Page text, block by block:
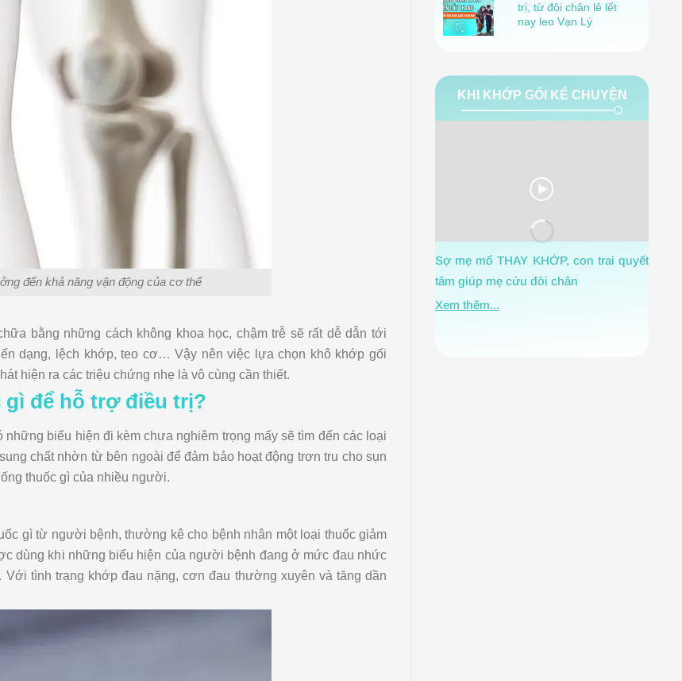
đến khả năng vận động của cơ thể
bằng những cách không khoa học, chậm trễ sẽ rất dễ dẫn tới
dạng, lệch khớp, teo cơ… Vậy nên việc lựa chọn khô khớp gối
hiện ra các triệu chứng nhẹ là vô cùng cần thiết.
để hỗ trợ điều trị?
biểu hiện đi kèm chưa nghiêm trọng mấy sẽ tìm đến các loại
chất nhờn từ bên ngoài để đảm bảo hoạt động trơn tru cho sụn
thuốc gì của nhiều người.
gì từ người bệnh, thường kê cho bệnh nhân một loại thuốc giảm
dùng khi những biểu hiện của người bệnh đang ở mức đau nhức
tình trạng khớp đau nặng, cơn đau thường xuyên và tăng dần
trị, từ đôi chân lê lết
nay leo Vạn Lý
KHI KHỚP GỐI KỂ CHUYỆN
Sợ mẹ mổ THAY KHỚP, con trai quyết
tâm giúp mẹ cứu đôi chân
Xem thêm...